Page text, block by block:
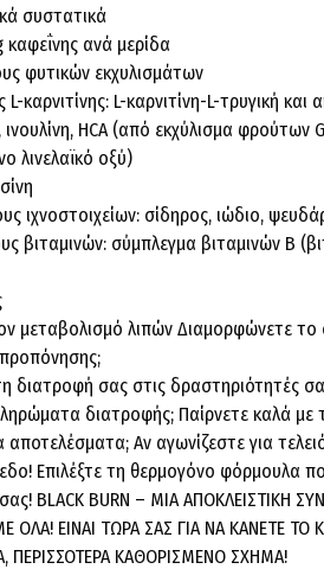
συστατικά
ανά μερίδα
φυτικών εκχυλισμάτων
καρνιτίνης: L-καρνιτίνη-L-τρυγική και
ινουλίνη, HCA (από εκχύλισμα φρούτων
λινελαϊκό οξύ)
ιχνοστοιχείων: σίδηρος, ιώδιο,
βιταμινών: σύμπλεγμα βιταμινών Β
μεταβολισμό λιπών Διαμορφώνετε
διατροφή σας στις δραστηριότητές
διατροφής; Παίρνετε καλά με
αποτελέσματα; Αν αγωνίζεστε για
Επιλέξτε τη θερμογόνο φόρμουλα
BLACK BURN – ΜΙΑ ΑΠΟΚΛΕΙΣΤΙΚΗ
ΟΛΑ! ΕΙΝΑΙ ΤΩΡΑ ΣΑΣ ΓΙΑ ΝΑ ΚΑΝΕΤΕ ΤΟ
ΠΕΡΙΣΣΟΤΕΡΑ ΚΑΘΟΡΙΣΜΕΝΟ ΣΧΗΜΑ!